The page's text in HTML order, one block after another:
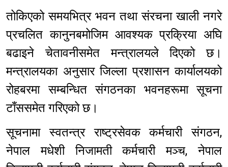
तोकिएको समयभित्र भवन तथा संरचना खाली नगरे
प्रचलित कानुनबमोजिम आवश्यक प्रक्रिया अघि
बढाइने चेतावनीसमेत मन्त्रालयले दिएको छ।
मन्त्रालयका अनुसार जिल्ला प्रशासन कार्यालयको
रोहबरमा सम्बन्धित संगठनका भवनहरूमा सूचना
टाँससमेत गरिएको छ।
सूचनामा स्वतन्त्र राष्ट्रसेवक कर्मचारी संगठन,
नेपाल मधेशी निजामती कर्मचारी मञ्च, नेपाल